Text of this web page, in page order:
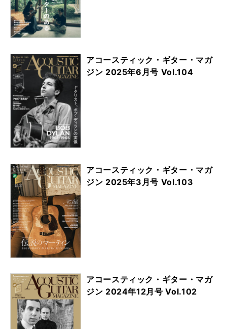
アコースティック・ギター・マガ
ジン 2025年6月号 Vol.104
アコースティック・ギター・マガ
ジン 2025年3月号 Vol.103
アコースティック・ギター・マガ
ジン 2024年12月号 Vol.102